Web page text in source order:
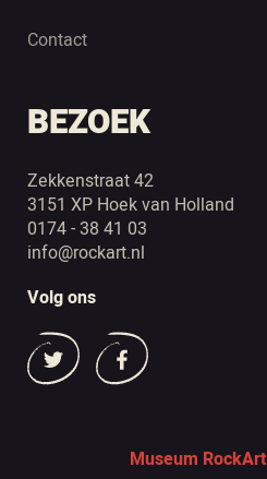
Contact
BEZOEK
Zekkenstraat 42
3151 XP Hoek van Holland
0174 - 38 41 03
info@rockart.nl
Volg ons
Museum RockArt